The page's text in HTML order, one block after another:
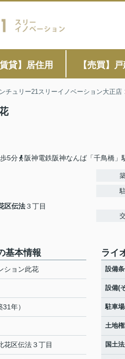
賃貸】居住用 【売買】
チュリー21スリーイノベーション大正店
5分
阪神電鉄阪神なんば「千鳥橋」
区伝法３丁目
基本情報
ション此花
年）
花区伝法３丁目
ライ
設備
設備(
駐車
土地権
国土